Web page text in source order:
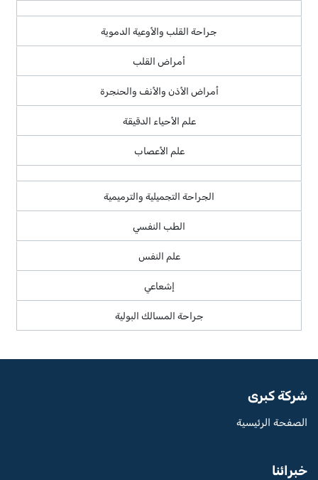
جراحة القلب والأوعية الدموية
أمراض القلب
أمراض الأذن والأنف والحنجرة
علم الأحياء الدقيقة
علم الأعصاب
الجراحة التجميلية والترميمية
الطب النفسي
علم النفس
إشعاعي
جراحة المسالك البولية
شركة كبرى
الصفحة الرئيسية
خبرائنا